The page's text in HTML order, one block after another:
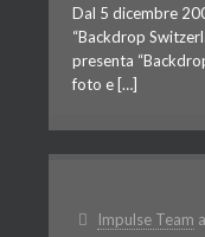
Dal 5 dicembre
“Backdrop
presenta
foto e […]
Impulse Team